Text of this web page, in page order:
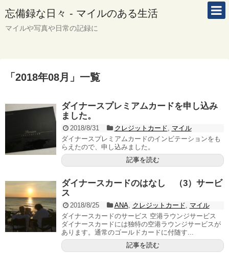
忘備録な日々 - マイルのある生活
マイルや写真や日常の記録に
「 2018年08月 」 一覧
ダイナースプレミアムカードを申し込み
ました。
2018/8/31 クレジットカード
マイル
ダイナースプレミアムカードのインビテーションをも
らえたので、申し込みました。
記事を読む
ダイナースカードのはなし （3）サービ
ス
2018/8/25 ANA, クレジットカード
マイル
ダイナースカードのサービス 空港ラウンジサービス
ダイナースカードには独特の空港ラウンジサービスが
あります。通常のゴールドカードに付随す...
記事を読む